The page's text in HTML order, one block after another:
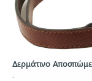
Δερμάτινο
.